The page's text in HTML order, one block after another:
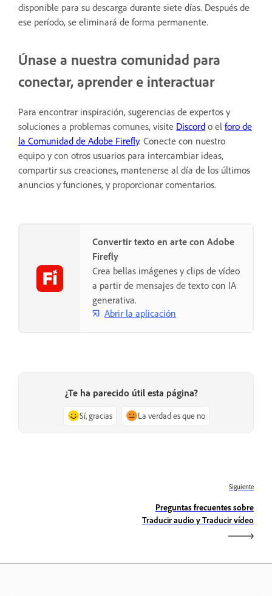
disponible para su descarga durante siete días. Después de
ese período, se eliminará de forma permanente.
Únase a nuestra comunidad para
conectar, aprender e interactuar
Para encontrar inspiración, sugerencias de expertos y
soluciones a problemas comunes, visite Discord o el foro de
la Comunidad de Adobe Firefly. Conecte con nuestro
equipo y con otros usuarios para intercambiar ideas,
compartir sus creaciones, mantenerse al día de los últimos
anuncios y funciones, y proporcionar comentarios.
Convertir texto en arte con Adobe
Firefly
Crea bellas imágenes y clips de vídeo
a partir de mensajes de texto con IA
generativa.
Abrir la aplicación
¿Te ha parecido útil esta página?
Sí, gracias La verdad es que no
Siguiente
Preguntas frecuentes sobre
Traducir audio y Traducir vídeo